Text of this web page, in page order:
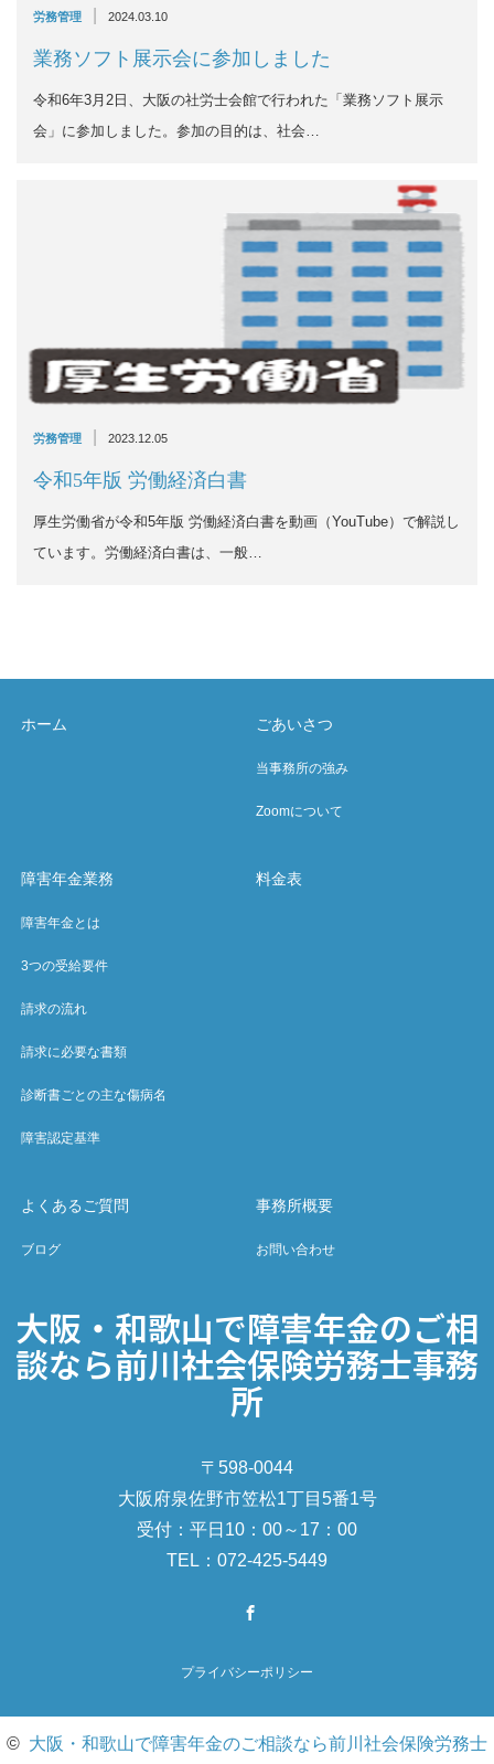
労務管理 2024.03.10
業務ソフト展示会に参加しました
令和6年3月2日、大阪の社労士会館で行われた「業務ソフト展示
会」に参加しました。参加の目的は、社会…
労務管理 2023.12.05
令和5年版 労働経済白書
厚生労働省が令和5年版 労働経済白書を動画（YouTube）で解説し
ています。労働経済白書は、一般…
ホーム ごあいさつ
当事務所の強み
Zoomについて
障害年金業務
障害年金とは
3つの受給要件
請求の流れ
請求に必要な書類
診断書ごとの主な傷病名
障害認定基準
料金表
よくあるご質問
ブログ
事務所概要
お問い合わせ
大阪・和歌山で障害年金のご相
談なら前川社会保険労務士事務
所
〒598-0044
大阪府泉佐野市笠松1丁目5番1号
受付：平日10：00～17：00
TEL：072-425-5449
プライバシーポリシー
© 大阪・和歌山で障害年金のご相談なら前川社会保険労務士